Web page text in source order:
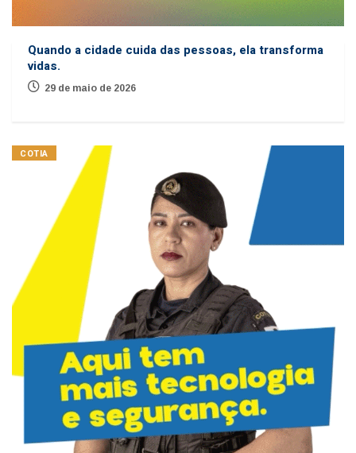
Quando a cidade cuida das pessoas, ela transforma
vidas.
29 de maio de 2026
COTIA